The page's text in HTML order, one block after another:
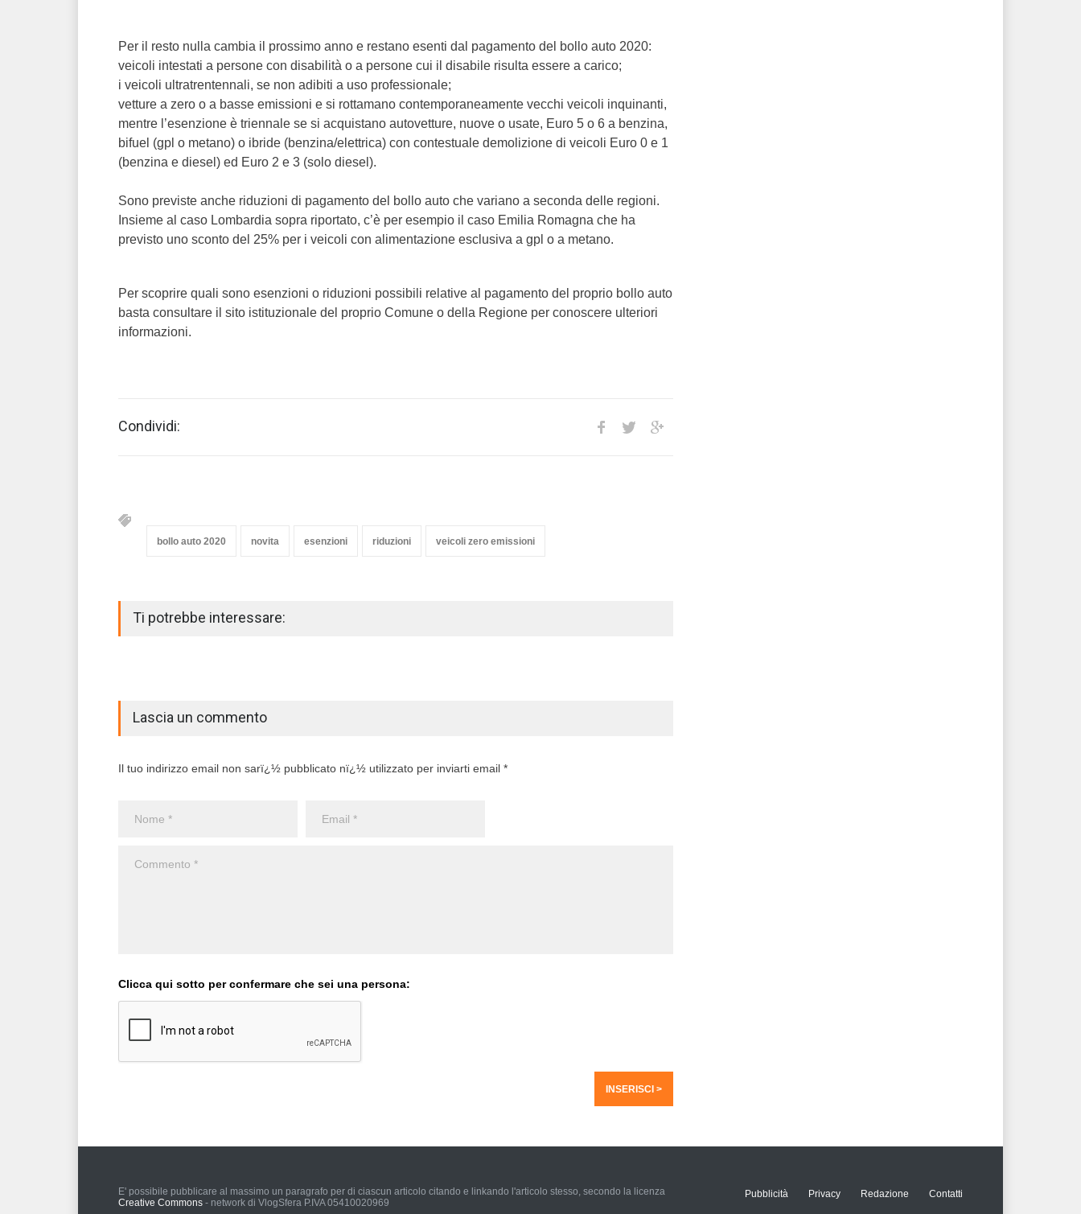
Per il resto nulla cambia il prossimo anno e restano esenti dal pagamento del bollo auto 2020:
veicoli intestati a persone con disabilità o a persone cui il disabile risulta essere a carico;
i veicoli ultratrentennali, se non adibiti a uso professionale;
vetture a zero o a basse emissioni e si rottamano contemporaneamente vecchi veicoli inquinanti,
mentre l’esenzione è triennale se si acquistano autovetture, nuove o usate, Euro 5 o 6 a benzina,
bifuel (gpl o metano) o ibride (benzina/elettrica) con contestuale demolizione di veicoli Euro 0 e 1
(benzina e diesel) ed Euro 2 e 3 (solo diesel).
Sono previste anche riduzioni di pagamento del bollo auto che variano a seconda delle regioni.
Insieme al caso Lombardia sopra riportato, c’è per esempio il caso Emilia Romagna che ha
previsto uno sconto del 25% per i veicoli con alimentazione esclusiva a gpl o a metano.
Per scoprire quali sono esenzioni o riduzioni possibili relative al pagamento del proprio bollo auto
basta consultare il sito istituzionale del proprio Comune o della Regione per conoscere ulteriori
informazioni.
Condividi:
bollo auto 2020 novita esenzioni riduzioni veicoli zero emissioni
Ti potrebbe interessare:
Lascia un commento
Il tuo indirizzo email non sarï¿½ pubblicato nï¿½ utilizzato per inviarti email *
Clicca qui sotto per confermare che sei una persona:
E' possibile pubblicare al massimo un paragrafo per di ciascun articolo citando e linkando l'articolo stesso, secondo la licenza
Creative Commons - network di VlogSfera P.IVA 05410020969
Pubblicità Privacy Redazione Contatti